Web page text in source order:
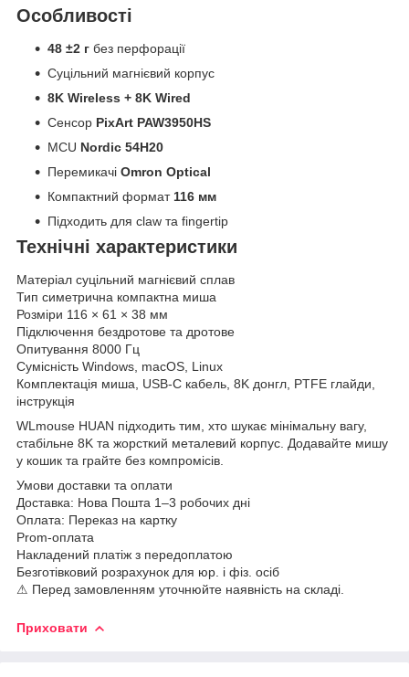
Особливості
48 ±2 г без перфорації
Суцільний магнієвий корпус
8K Wireless + 8K Wired
Сенсор PixArt PAW3950HS
MCU Nordic 54H20
Перемикачі Omron Optical
Компактний формат 116 мм
Підходить для claw та fingertip
Технічні характеристики
Матеріал суцільний магнієвий сплав
Тип симетрична компактна миша
Розміри 116 × 61 × 38 мм
Підключення бездротове та дротове
Опитування 8000 Гц
Сумісність Windows, macOS, Linux
Комплектація миша, USB-C кабель, 8K донгл, PTFE глайди,
інструкція
WLmouse HUAN підходить тим, хто шукає мінімальну вагу,
стабільне 8K та жорсткий металевий корпус. Додавайте мишу
у кошик та грайте без компромісів.
Умови доставки та оплати
Доставка: Нова Пошта 1–3 робочих дні
Оплата: Переказ на картку
Prom-оплата
Накладений платіж з передоплатою
Безготівковий розрахунок для юр. і фіз. осіб
⚠ Перед замовленням уточнюйте наявність на складі.
Приховати